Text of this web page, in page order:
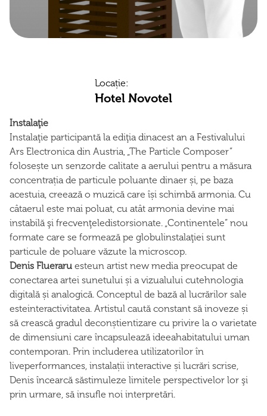
Locație:
Hotel Novotel
Instalaţie
Instalaţie participantă la ediţia dinacest an a Festivalului
Ars Electronica din Austria, „The Particle Composer”
folosește un senzorde calitate a aerului pentru a măsura
concentrația de particule poluante dinaer și, pe baza
acestuia, creează o muzică care își schimbă armonia. Cu
câtaerul este mai poluat, cu atât armonia devine mai
instabilă şi frecvenţeledistorsionate. „Continentele” nou
formate care se formează pe globulinstalaţiei sunt
particule de poluare văzute la microscop.
Denis Flueraru esteun artist new media preocupat de
conectarea artei sunetului și a vizualului cutehnologia
digitală și analogică. Conceptul de bază al lucrărilor sale
esteinteractivitatea. Artistul caută constant să inoveze și
să crească gradul deconștientizare cu privire la o varietate
de dimensiuni care încapsulează ideeahabitatului uman
contemporan. Prin includerea utilizatorilor în
liveperformances, instalații interactive și lucrări scrise,
Denis încearcă săstimuleze limitele perspectivelor lor şi
prin urmare, să insufle noi interpretări.